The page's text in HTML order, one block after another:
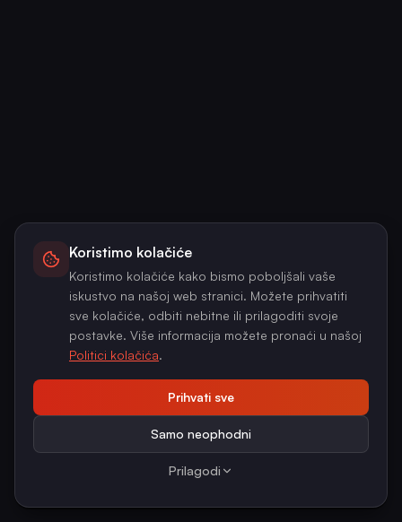
Koristimo kolačiće
Koristimo kolačiće kako bismo poboljšali vaše
iskustvo na našoj web stranici. Možete prihvatiti
sve kolačiće, odbiti nebitne ili prilagoditi svoje
postavke. Više informacija možete pronaći u našoj
Politici kolačića.
Prihvati sve
Samo neophodni
Prilagodi